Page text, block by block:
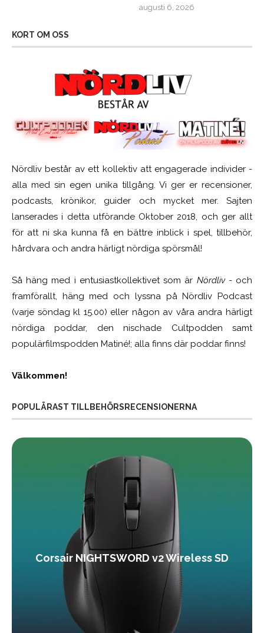
augusti 6, 2026
KORT OM OSS
Nördliv består av ett kollektiv att engagerade individer -
alla med sin egen unika tillgång. Vi ger er recensioner,
podcasts, krönikor, guider och mycket mer. Sajten
lanserades i detta utförande Oktober 2018, och ger allt
för att ni ska kunna få en bättre inblick i spel, tillbehör,
hårdvara och andra härligt nördiga spörsmål!
Så häng med i entusiastkollektivet som är Nördliv- och
framförallt, häng med och lyssna på Nördliv Podcast
(varje söndag kl 15.00) eller någon av våra andra härligt
nördiga poddar, den nischade Cultpodden samt
populärfilmspodden Matiné!; alla finns där poddar finns!
Välkommen!
POPULÄRAST TILLBEHÖRSRECENSIONERNA
Corsair NIGHTSWORD v2 Wireless SD